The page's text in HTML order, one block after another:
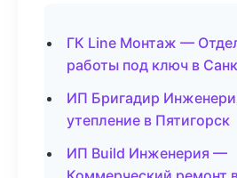
ГК Line Монтаж —
работы под ключ в
ИП Бригадир
утепление в Пятигорск
ИП Build Инженерия —